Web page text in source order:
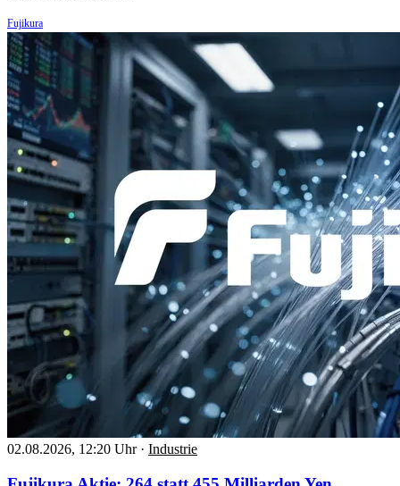
Fujikura
02.08.2026, 12:20 Uhr · Industrie